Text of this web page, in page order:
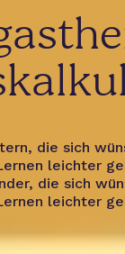
die sich
leichter
die sich
leichter